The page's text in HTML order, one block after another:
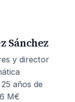
Sánchez
y director
años de
M€